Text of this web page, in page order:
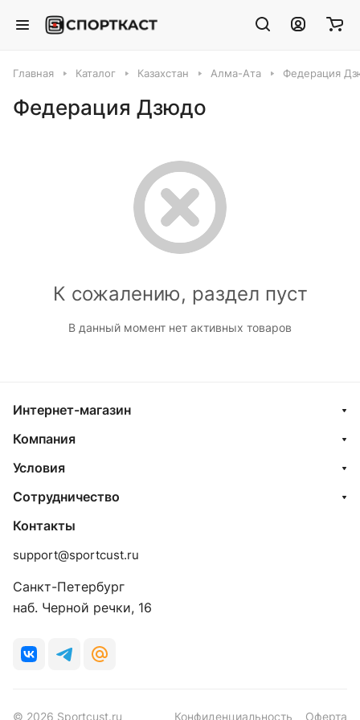
Главная Каталог Казахстан Алма-Ата Федерация
Федерация Дзюдо
К сожалению, раздел пуст
В данный момент нет активных товаров
Интернет-магазин
Компания
Условия
Сотрудничество
Контакты
support@sportcust.ru
Санкт-Петербург
наб. Черной речки, 16
© 2026 Sportcust.ru Конфиденциальность Оферта